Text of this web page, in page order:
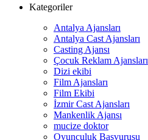
Kategoriler
Antalya Ajansları
Antalya Cast Ajansları
Casting Ajansı
Çocuk Reklam Ajansları
Dizi ekibi
Film Ajansları
Film Ekibi
İzmir Cast Ajansları
Mankenlik Ajansı
mucize doktor
Oyunculuk Başvurusu